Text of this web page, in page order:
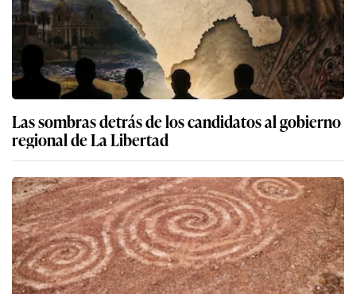
Las sombras detrás de los candidatos al gobierno
regional de La Libertad